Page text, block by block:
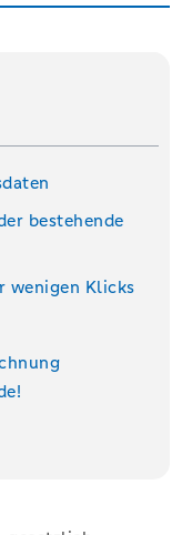
bestehende
wenigen Klicks